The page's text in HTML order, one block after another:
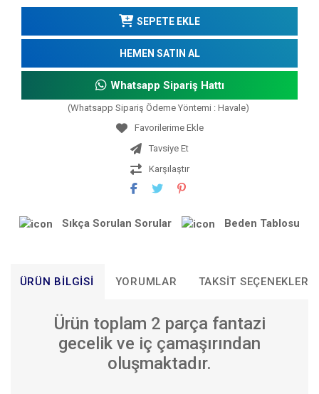
SEPETE EKLE
HEMEN SATIN AL
Whatsapp Sipariş Hattı
(Whatsapp Sipariş Ödeme Yöntemi : Havale)
Tavsiye Et
Karşılaştır
Sıkça Sorulan Sorular Beden Tablosu
ÜRÜN BILGISI YORUMLAR TAKSIT SEÇENEKLERI
Ürün toplam 2 parça fantazi
gecelik ve iç çamaşırından
oluşmaktadır.